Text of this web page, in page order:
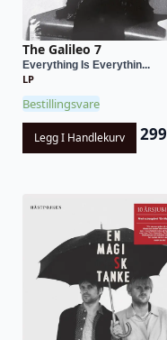
The Galileo 7
Everything Is Everythin...
LP
Bestillingsvare
Legg I Handlekurv 299